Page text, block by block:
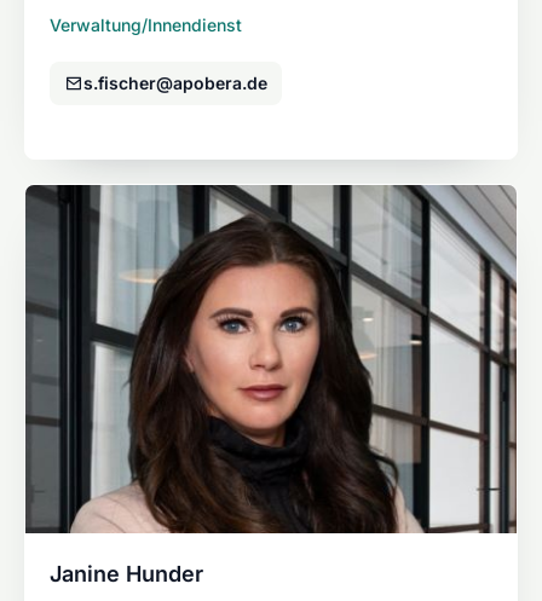
Verwaltung/Innendienst
s.fischer@apobera.de
Janine Hunder